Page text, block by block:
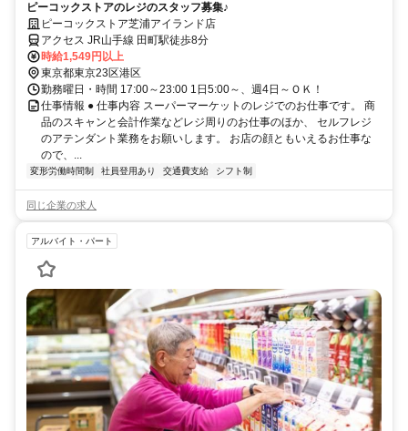
ピーコックストアのレジのスタッフ募集♪
ピーコックストア芝浦アイランド店
アクセス JR山手線 田町駅徒歩8分
時給1,549円以上
東京都東京23区港区
勤務曜日・時間 17:00～23:00 1日5:00～、週4日～ＯＫ！
仕事情報 ● 仕事内容 スーパーマーケットのレジでのお仕事です。 商
品のスキャンと会計作業などレジ周りのお仕事のほか、 セルフレジ
のアテンダント業務をお願いします。 お店の顔ともいえるお仕事な
ので、...
変形労働時間制 社員登用あり 交通費支給 シフト制
同じ企業の求人
アルバイト・パート